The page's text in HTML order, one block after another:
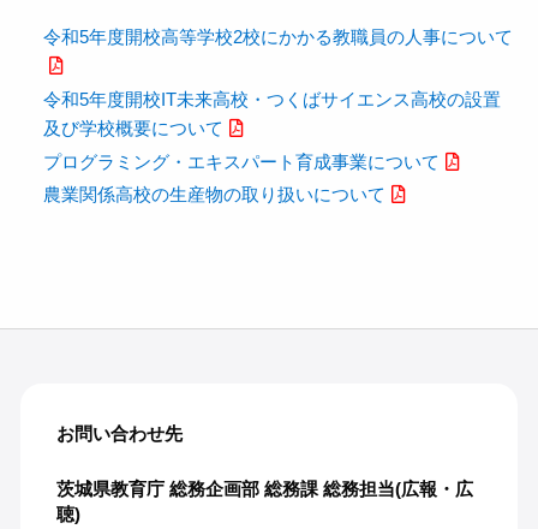
令和5年度開校高等学校2校にかかる教職員の人事について
令和5年度開校IT未来高校・つくばサイエンス高校の設置
及び学校概要について
プログラミング・エキスパート育成事業について
農業関係高校の生産物の取り扱いについて
お問い合わせ先
茨城県教育庁 総務企画部 総務課 総務担当(広報・広
聴)